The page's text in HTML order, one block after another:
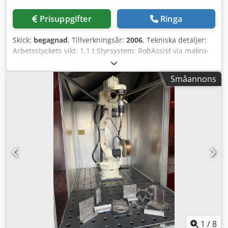
Prisuppgifter Ringa
Skick: begagnad, Tillverkningsår: 2006, Tekniska detaljer:
Arbetsstyckets vikt: 1,1 t Styrsystem: RobAssist via makro-
teknik / VME-buss-CPU Vridbord: Ø 800 mm Rundbord
svängbart: 370° grader Bord lutbart: 115° grader Totalt
effektbehov: 35 kVA Totalvikt ca.: 4000 kg Mått L x B x H:
Robot: ca 2,5 x 4,5 x 3,8 m Mått kopplingsskåp: ca 600 x 800
x 2200 mm Mått L x B x H: Utsugsanläggning: ca 0,7 x 0,8 x
2,7 m Mått L x B x H: Rotationsmodul: ca 1,4 x 1,4 x 1,1 m
Anläggningen befinner sig för närvarande i den tekniska
avdelningen. Svetserobotsystemet består av: - Portal med
robot: Reis Robotics, RVL20-16,3 kVA, maximal räckvidd ca
1600 mm, hastigheter = axel 1: 3 m/sek, axel 2: 185°/sek,
axel 3: 150°/sek, axel 4: 450°/sek, axel 5: 450°/sek, axel 6:
500°/sek, - 2x pelare: Pelardistans 3300 mm, pelare på
bottenplatta 900x900 mm; pelare Ø 350 mm -
Vridbord/roterande lutningsmodul: Modell RIS, typ RDK11
Max vridmoment lutningsaxel = 4.200 Nm och vridaxel
2.200 Nm Hastighet lutningsaxel = 19°/sek och vridaxel
Småannons
1 /8